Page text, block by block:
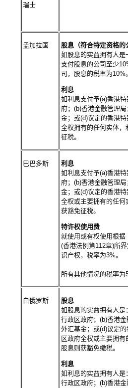
瑞士
孟加拉国
股息（符合特定资格的
如股息的实益拥有人是
支付股息的公司至少
司，股息的税率为10%。
利息
如利息支付予(a)香港
府；(b)香港金融管理
金；或(d)议定的香港
全权拥有的任何实体，
征税。
巴巴多斯
利息
如利息支付予(a)香港
府；(b)香港金融管理
金；或(d)议定的香港
全权或主要拥有的任何
获豁免征税。
特许权使用费
就使用或有权使用根据
(香港法例第112章)所
识产权，税率为3%。
所有其他情况的税率为
白俄罗斯
股息
如股息的实益拥有人是
行政区政府；(b)香港
外汇基金；或(d)议定
区政府全权或主要拥有
股息则获豁免缴税。
利息
如利息的实益拥有人是
行政区政府；(b)香港